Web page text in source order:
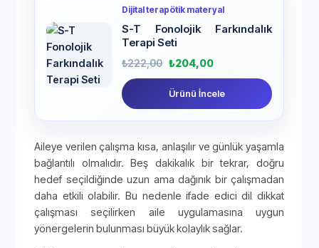
Dijital terapötik materyal
S-T Fonolojik Farkındalık
Terapi Seti
₺222,00 ₺204,00
Ürünü İncele
Aileye verilen çalışma kısa, anlaşılır ve günlük yaşamla
bağlantılı olmalıdır. Beş dakikalık bir tekrar, doğru
hedef seçildiğinde uzun ama dağınık bir çalışmadan
daha etkili olabilir. Bu nedenle ifade edici dil dikkat
çalışması seçilirken aile uygulamasına uygun
yönergelerin bulunması büyük kolaylık sağlar.